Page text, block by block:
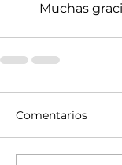
Muchas
Comentarios